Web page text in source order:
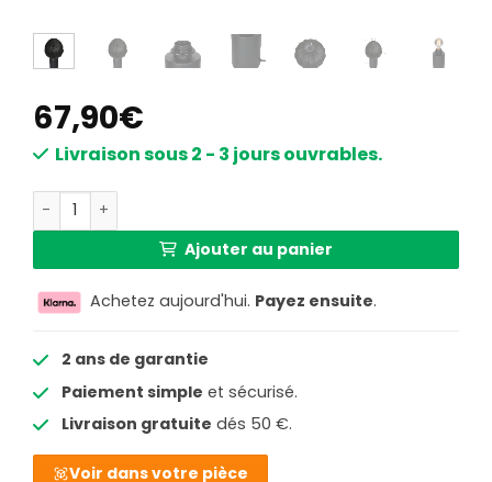
67,90€
Livraison sous 2 - 3 jours ouvrables.
quantité de Lampe de table noire abat-jour textile
Ajouter au panier
Achetez aujourd'hui. Payez ensuite.
2 ans de garantie
Paiement simple et sécurisé.
Livraison gratuite dés 50 €.
Voir dans votre pièce